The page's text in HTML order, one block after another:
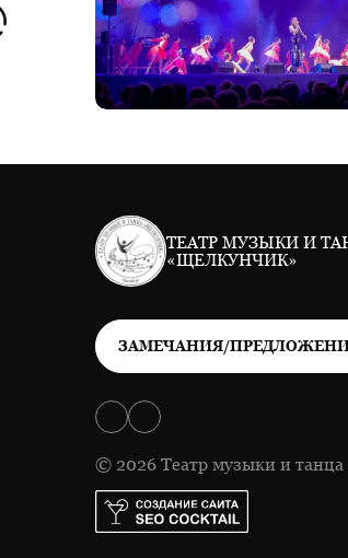
ТЕАТР МУЗЫКИ И
«ЩЕЛКУНЧИК»
ЗАМЕЧАНИЯ/
© 2026 Театр музыки и